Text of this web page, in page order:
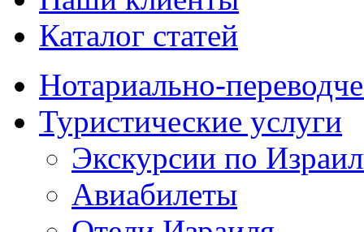
Каталог статей
Нотариально-
Туристические услуги
Экскурсии по
Авиабилеты